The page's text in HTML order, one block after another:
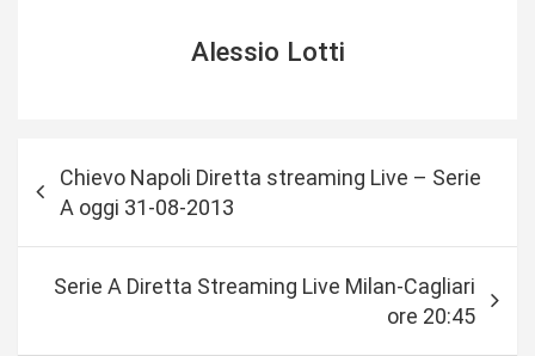
Alessio Lotti
a
Chievo Napoli Diretta streaming Live – Serie
A oggi 31-08-2013
Serie A Diretta Streaming Live Milan-Cagliari
ore 20:45